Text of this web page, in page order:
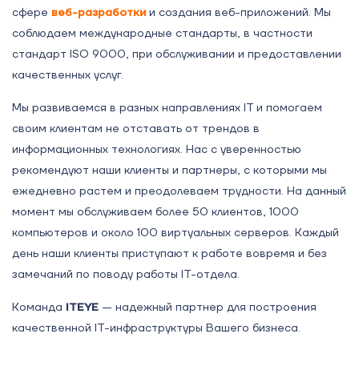
сфере веб-разработкии создания веб-приложений. Мы
соблюдаем международные стандарты, в частности
стандарт ISO 9000, при обслуживании и предоставлении
качественных услуг.
Мы развиваемся в разных направлениях IT и помогаем
своим клиентам не отставать от трендов в
информационных технологиях. Нас с уверенностью
рекомендуют наши клиенты и партнеры, с которыми мы
ежедневно растем и преодолеваем трудности. На данный
момент мы обслуживаем более 50 клиентов, 1000
компьютеров и около 100 виртуальных серверов. Каждый
день наши клиенты приступают к работе вовремя и без
замечаний по поводу работы IT-отдела.
Команда ITEYE — надежный партнер для построения
качественной IT-инфраструктуры Вашего бизнеса.